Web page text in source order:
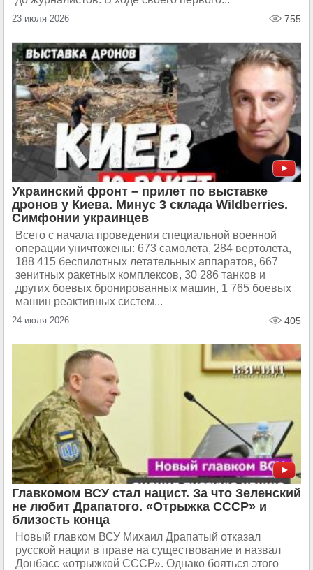
23 июля 2026 755
Украинский фронт – прилет по выставке
дронов у Киева. Минус 3 склада Wildberries.
Симфонии украинцев
Всего с начала проведения специальной военной
операции уничтожены: 673 самолета, 284 вертолета,
188 415 беспилотных летательных аппаратов, 667
зенитных ракетных комплексов, 30 286 танков и
других боевых бронированных машин, 1 765 боевых
машин реактивных систем...
24 июля 2026 405
Главкомом ВСУ стал нацист. За что Зеленский
не любит Драпатого. «Отрыжка СССР» и
близость конца
Новый главком ВСУ Михаил Драпатый отказал
русской нации в праве на существование и назвал
Донбасс «отрыжкой СССР». Однако бояться этого